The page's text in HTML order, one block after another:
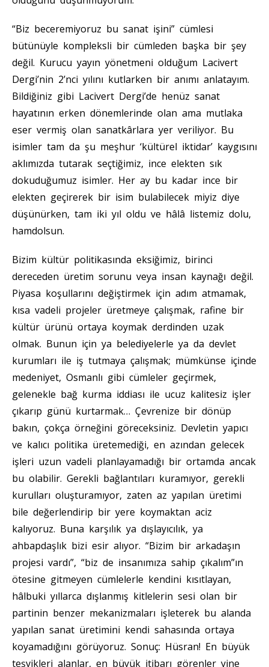
“Biz beceremiyoruz bu sanat işini” cümlesi
bütünüyle kompleksli bir cümleden başka bir şey
değil. Kurucu yayın yönetmeni olduğum Lacivert
Dergi’nin 2’nci yılını kutlarken bir anımı anlatayım.
Bildiğiniz gibi Lacivert Dergi’de henüz sanat
hayatının erken dönemlerinde olan ama mutlaka
eser vermiş olan sanatkârlara yer veriliyor. Bu
isimler tam da şu meşhur ‘kültürel iktidar’ kaygısını
aklımızda tutarak seçtiğimiz, ince elekten sık
dokuduğumuz isimler. Her ay bu kadar ince bir
elekten geçirerek bir isim bulabilecek miyiz diye
düşünürken, tam iki yıl oldu ve hâlâ listemiz dolu,
hamdolsun.
Bizim kültür politikasında eksiğimiz, birinci
dereceden üretim sorunu veya insan kaynağı değil.
Piyasa koşullarını değiştirmek için adım atmamak,
kısa vadeli projeler üretmeye çalışmak, rafine bir
kültür ürünü ortaya koymak derdinden uzak
olmak. Bunun için ya belediyelerle ya da devlet
kurumları ile iş tutmaya çalışmak; mümkünse içinde
medeniyet, Osmanlı gibi cümleler geçirmek,
gelenekle bağ kurma iddiası ile ucuz kalitesiz işler
çıkarıp günü kurtarmak… Çevrenize bir dönüp
bakın, çokça örneğini göreceksiniz. Devletin yapıcı
ve kalıcı politika üretemediği, en azından gelecek
işleri uzun vadeli planlayamadığı bir ortamda ancak
bu olabilir. Gerekli bağlantıları kuramıyor, gerekli
kurulları oluşturamıyor, zaten az yapılan üretimi
bile değerlendirip bir yere koymaktan aciz
kalıyoruz. Buna karşılık ya dışlayıcılık, ya
ahbapdaşlık bizi esir alıyor. “Bizim bir arkadaşın
projesi vardı”, “biz de insanımıza sahip çıkalım”ın
ötesine gitmeyen cümlelerle kendini kısıtlayan,
hâlbuki yıllarca dışlanmış kitlelerin sesi olan bir
partinin benzer mekanizmaları işleterek bu alanda
yapılan sanat üretimini kendi sahasında ortaya
koyamadığını görüyoruz. Sonuç: Hüsran! En büyük
teşvikleri alanlar, en büyük itibarı görenler yine